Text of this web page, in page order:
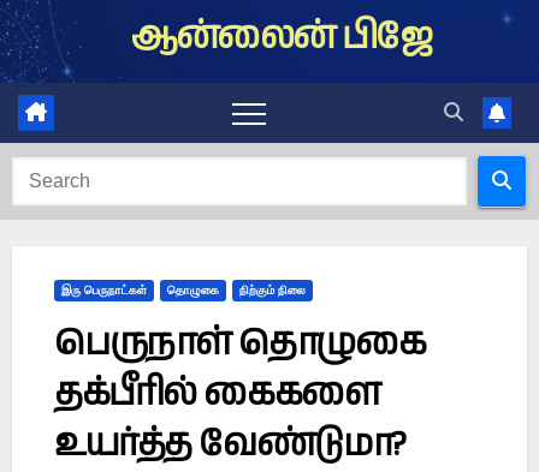
Skip
to
content
ஆன்லைன் பிஜே
இரு பெருநாட்கள் தொழுகை நிற்கும் நிலை
பெருநாள் தொழுகை
தக்பீரில் கைகளை
உயர்த்த வேண்டுமா?